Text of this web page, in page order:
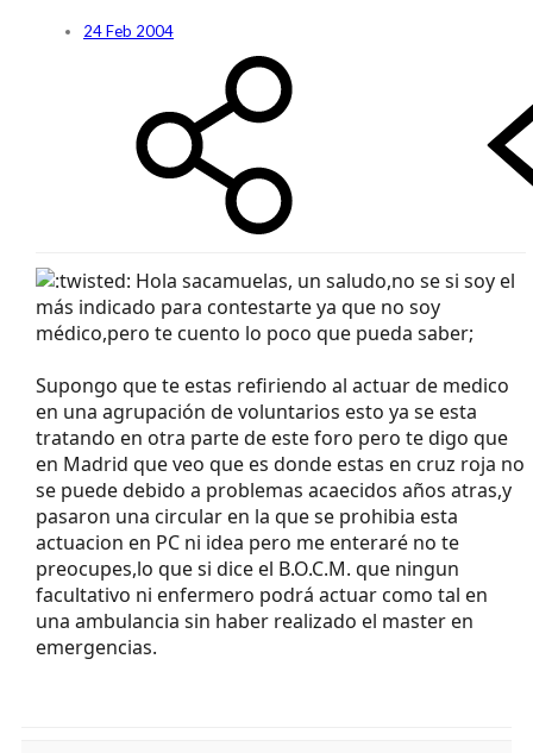
24 Feb 2004
Hola sacamuelas, un saludo,no se si soy el
más indicado para contestarte ya que no soy
médico,pero te cuento lo poco que pueda saber;
Supongo que te estas refiriendo al actuar de medico
en una agrupación de voluntarios esto ya se esta
tratando en otra parte de este foro pero te digo que
en Madrid que veo que es donde estas en cruz roja no
se puede debido a problemas acaecidos años atras,y
pasaron una circular en la que se prohibia esta
actuacion en PC ni idea pero me enteraré no te
preocupes,lo que si dice el B.O.C.M. que ningun
facultativo ni enfermero podrá actuar como tal en
una ambulancia sin haber realizado el master en
emergencias.